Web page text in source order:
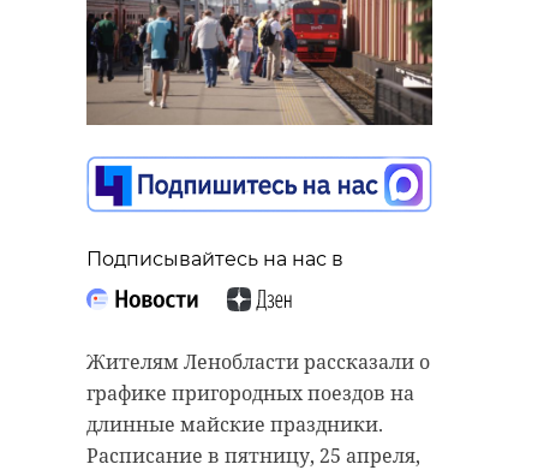
Подписывайтесь на нас в
Жителям Ленобласти рассказали о
графике пригородных поездов на
длинные майские праздники.
Расписание в пятницу, 25 апреля,